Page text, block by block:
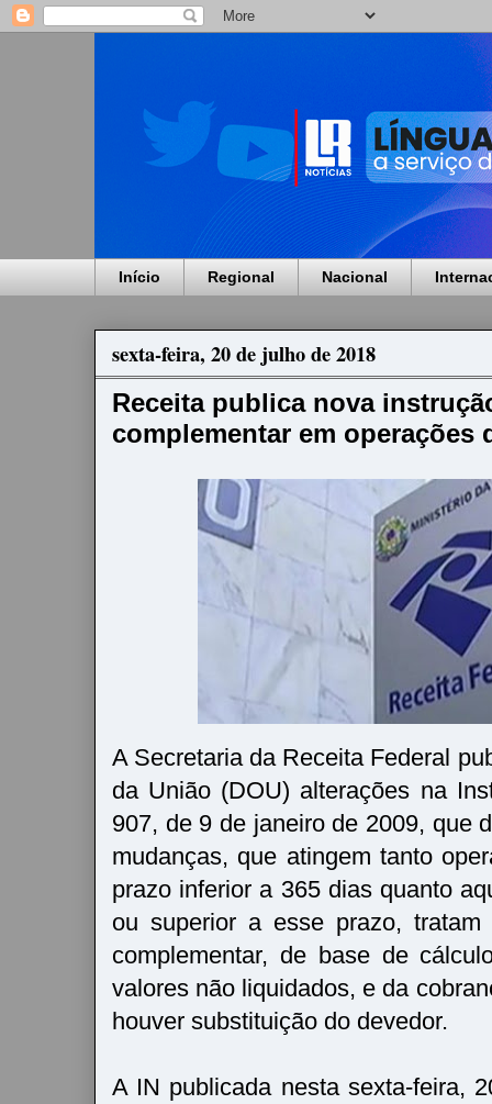
Início Regional Nacional
sexta-feira, 20 de julho de 2018
Receita publica nova
complementar em operações
A Secretaria da Receita Federal
da União (DOU) alterações na
907, de 9 de janeiro de 2009, que
mudanças, que atingem tanto
prazo inferior a 365 dias quanto
ou superior a esse prazo,
complementar, de base de
valores não liquidados, e da
houver substituição do devedor.
A IN publicada nesta sexta-feira,